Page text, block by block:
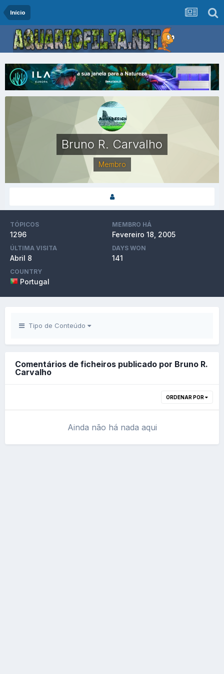
Início
Bruno R. Carvalho
Membro
TÓPICOS
1296
MEMBRO HÁ
Fevereiro 18, 2005
ÚLTIMA VISITA
Abril 8
DAYS WON
141
COUNTRY
Portugal
Tipo de Conteúdo
Comentários de ficheiros publicado por Bruno R.
Carvalho
ORDENAR POR
Ainda não há nada aqui